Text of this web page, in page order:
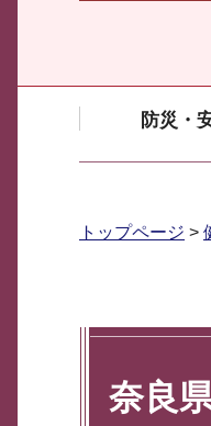
防災・
トップページ >
奈良